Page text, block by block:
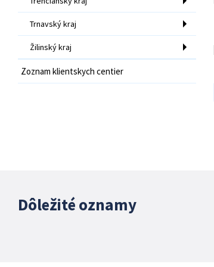
Trnavský kraj
Žilinský kraj
Zoznam klientskych centier
Dôležité oznamy